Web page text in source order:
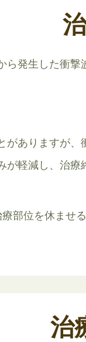
ら発生した衝撃
がありますが、
が軽減し、治療
部位を休ませ
治